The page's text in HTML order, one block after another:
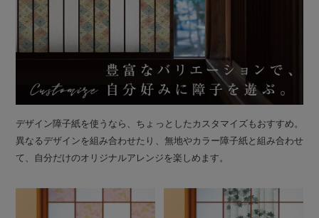
デザイン障子紙を使うなら、ちょっとしたカスタマイズもおすすめ。
異なるデザインを組み合わせたり、無地やカラー障子紙と組み合わせ
て、自分だけのオリジナルアレンジを楽しめます。